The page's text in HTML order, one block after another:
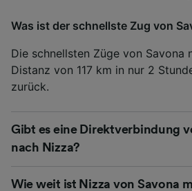
Was ist der schnellste Zug von
Die schnellsten Züge von Savona
Distanz von 117 km in nur 2
zurück.
Gibt es eine Direktverbindung
nach Nizza?
Wie weit ist Nizza von Savona